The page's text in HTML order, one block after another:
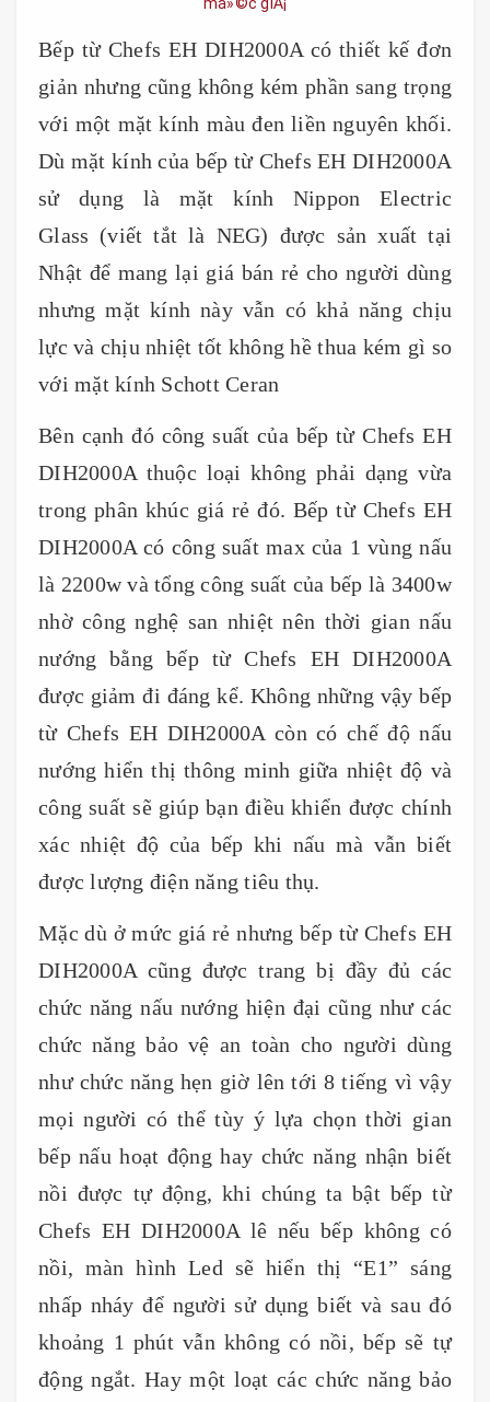
Bếp từ Chefs EH DIH2000A có thiết kế đơn
giản nhưng cũng không kém phần sang trọng
với một mặt kính màu đen liền nguyên khối.
Dù mặt kính của bếp từ Chefs EH DIH2000A
sử dụng là mặt kính Nippon Electric
Glass (viết tắt là NEG) được sản xuất tại
Nhật để mang lại giá bán rẻ cho người dùng
nhưng mặt kính này vẫn có khả năng chịu
lực và chịu nhiệt tốt không hề thua kém gì so
với mặt kính Schott Ceran
Bên cạnh đó công suất của bếp từ Chefs EH
DIH2000A thuộc loại không phải dạng vừa
trong phân khúc giá rẻ đó. Bếp từ Chefs EH
DIH2000A có công suất max của 1 vùng nấu
là 2200w và tổng công suất của bếp là 3400w
nhờ công nghệ san nhiệt nên thời gian nấu
nướng bằng bếp từ Chefs EH DIH2000A
được giảm đi đáng kể. Không những vậy bếp
từ Chefs EH DIH2000A còn có chế độ nấu
nướng hiển thị thông minh giữa nhiệt độ và
công suất sẽ giúp bạn điều khiển được chính
xác nhiệt độ của bếp khi nấu mà vẫn biết
được lượng điện năng tiêu thụ.
Mặc dù ở mức giá rẻ nhưng bếp từ Chefs EH
DIH2000A cũng được trang bị đầy đủ các
chức năng nấu nướng hiện đại cũng như các
chức năng bảo vệ an toàn cho người dùng
như chức năng hẹn giờ lên tới 8 tiếng vì vậy
mọi người có thể tùy ý lựa chọn thời gian
bếp nấu hoạt động hay chức năng nhận biết
nồi được tự động, khi chúng ta bật bếp từ
Chefs EH DIH2000A lê nếu bếp không có
nồi, màn hình Led sẽ hiển thị “E1” sáng
nhấp nháy để người sử dụng biết và sau đó
khoảng 1 phút vẫn không có nồi, bếp sẽ tự
động ngắt. Hay một loạt các chức năng bảo